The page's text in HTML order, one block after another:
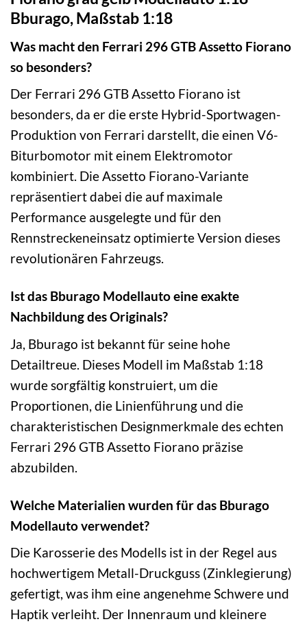
Bburago, Maßstab 1:18
Was macht den Ferrari 296 GTB Assetto Fiorano
so besonders?
Der Ferrari 296 GTB Assetto Fiorano ist
besonders, da er die erste Hybrid-Sportwagen-
Produktion von Ferrari darstellt, die einen V6-
Biturbomotor mit einem Elektromotor
kombiniert. Die Assetto Fiorano-Variante
repräsentiert dabei die auf maximale
Performance ausgelegte und für den
Rennstreckeneinsatz optimierte Version dieses
revolutionären Fahrzeugs.
Ist das Bburago Modellauto eine exakte
Nachbildung des Originals?
Ja, Bburago ist bekannt für seine hohe
Detailtreue. Dieses Modell im Maßstab 1:18
wurde sorgfältig konstruiert, um die
Proportionen, die Linienführung und die
charakteristischen Designmerkmale des echten
Ferrari 296 GTB Assetto Fiorano präzise
abzubilden.
Welche Materialien wurden für das Bburago
Modellauto verwendet?
Die Karosserie des Modells ist in der Regel aus
hochwertigem Metall-Druckguss (Zinklegierung)
gefertigt, was ihm eine angenehme Schwere und
Haptik verleiht. Der Innenraum und kleinere